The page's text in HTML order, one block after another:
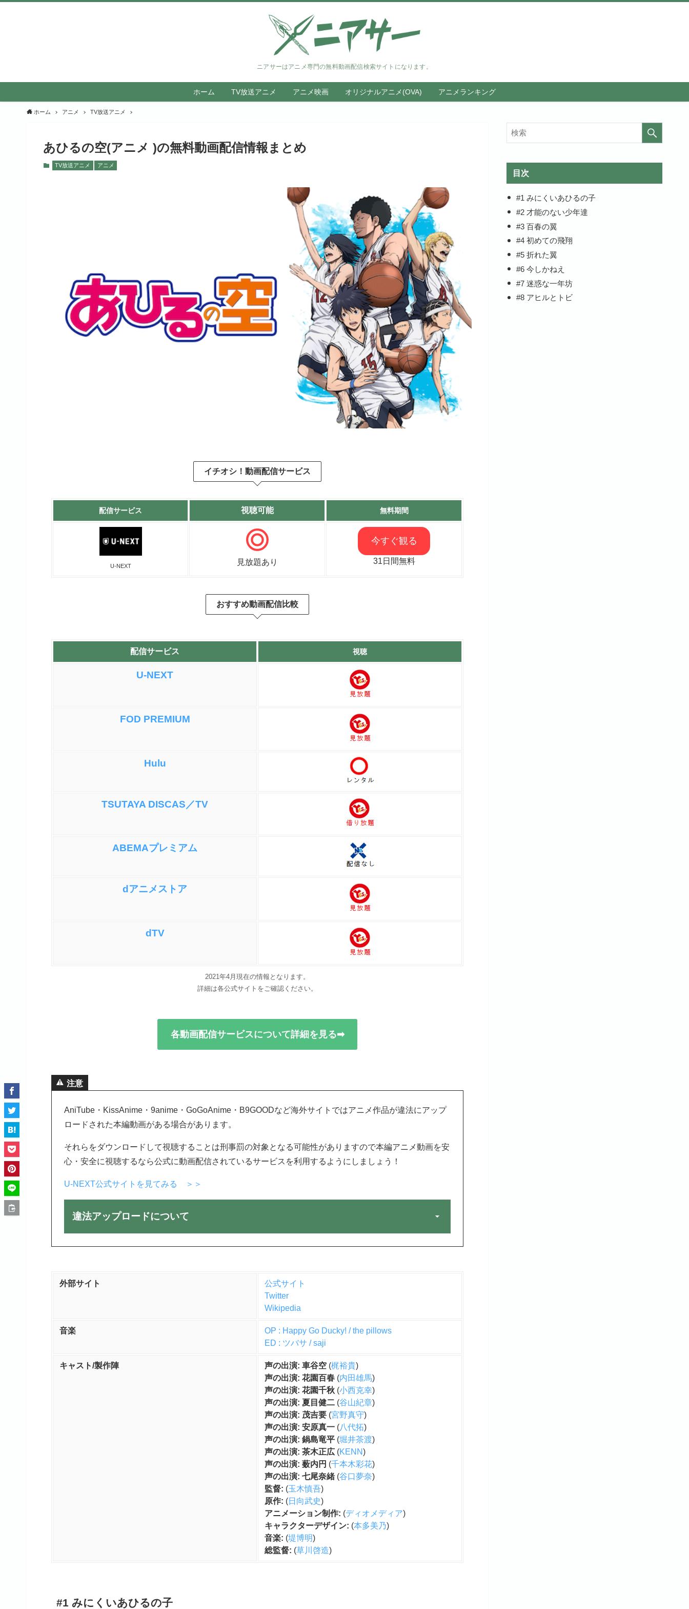
ニアサーはアニメ専門の無料動画配信検索サイトになります。
ホーム TV放送アニメ アニメ映画 オリジナルアニメ(OVA) アニメランキング
ホーム アニメ TV放送アニメ
あひるの空(アニメ )の無料動画配信情報まとめ
TV放送アニメ アニメ
イチオシ！動画配信サービス
配信サービス 視聴可能 無料期間
U-NEXT 見放題あり
今すぐ観る
31日間無料
おすすめ動画配信比較
配信サービス 視聴
U-NEXT
FOD PREMIUM
Hulu
TSUTAYA DISCAS／TV
ABEMAプレミアム
dアニメストア
dTV
2021年4月現在の情報となります。
詳細は各公式サイトをご確認ください。
各動画配信サービスについて詳細を見る➡
注意
AniTube・KissAnime・9anime・GoGoAnime・B9GOODなど海外サイトではアニメ作品が違法にアップ
ロードされた本編動画がある場合があります。
それらをダウンロードして視聴することは刑事罰の対象となる可能性がありますので本編アニメ動画を安
心・安全に視聴するなら公式に動画配信されているサービスを利用するようにしましょう！
U-NEXT公式サイトを見てみる ＞＞
違法アップロードについて
外部サイト
公式サイト
Twitter
Wikipedia
音楽
OP : Happy Go Ducky! / the pillows
ED : ツバサ / saji
キャスト/製作陣 声の出演: 車谷空 (梶裕貴)
声の出演: 花園百春 (内田雄馬)
声の出演: 花園千秋 (小西克幸)
声の出演: 夏目健二 (谷山紀章)
声の出演: 茂吉要 (宮野真守)
声の出演: 安原真一 (八代拓)
声の出演: 鍋島竜平 (堀井茶渡)
声の出演: 茶木正広 (KENN)
声の出演: 薮内円 (千本木彩花)
声の出演: 七尾奈緒 (谷口夢奈)
監督: (玉木慎吾)
原作: (日向武史)
アニメーション制作: (ディオメディア)
キャラクターデザイン: (本多美乃)
音楽: (堤博明)
総監督: (草川啓造)
#1 みにくいあひるの子
目次
#1 みにくいあひるの子
#2 才能のない少年達
#3 百春の翼
#4 初めての飛翔
#5 折れた翼
#6 今しかねえ
#7 迷惑な一年坊
#8 アヒルとトビ